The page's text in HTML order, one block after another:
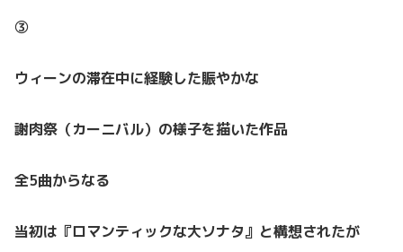
③
ウィーンの滞在中に経験した賑やかな
謝肉祭（カーニバル）の様子を描いた作品
全5曲からなる
当初は『ロマンティックな大ソナタ』と構想されたが